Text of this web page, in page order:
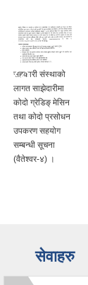
रासायनिक मलको
सिफारिस माग गर्ने
सम्बन्धी सूचना।
सेवाहरु